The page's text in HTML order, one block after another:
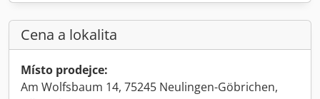
Cena a lokalita
Místo prodejce:
Am Wolfsbaum 14, 75245 Neulingen-Göbrichen,